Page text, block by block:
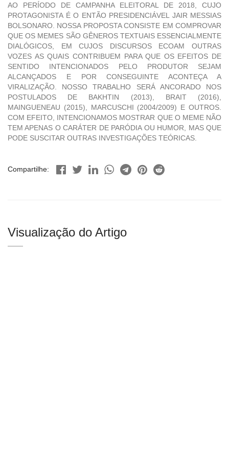
AO PERÍODO DE CAMPANHA ELEITORAL DE 2018, CUJO
PROTAGONISTA É O ENTÃO PRESIDENCIÁVEL JAIR MESSIAS
BOLSONARO. NOSSA PROPOSTA CONSISTE EM COMPROVAR
QUE OS MEMES SÃO GÊNEROS TEXTUAIS ESSENCIALMENTE
DIALÓGICOS, EM CUJOS DISCURSOS ECOAM OUTRAS
VOZES AS QUAIS CONTRIBUEM PARA QUE OS EFEITOS DE
SENTIDO INTENCIONADOS PELO PRODUTOR SEJAM
ALCANÇADOS E POR CONSEGUINTE ACONTEÇA A
VIRALIZAÇÃO. NOSSO TRABALHO SERÁ ANCORADO NOS
POSTULADOS DE BAKHTIN (2013), BRAIT (2016),
MAINGUENEAU (2015), MARCUSCHI (2004/2009) E OUTROS.
COM EFEITO, INTENCIONAMOS MOSTRAR QUE O MEME NÃO
TEM APENAS O CARÁTER DE PARÓDIA OU HUMOR, MAS QUE
PODE SUSCITAR OUTRAS INVESTIGAÇÕES TEÓRICAS.
Compartilhe:
Visualização do Artigo